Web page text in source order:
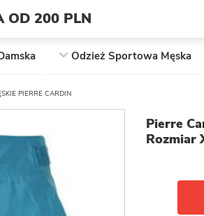
OD 200 PLN
Odzież Sportowa Męska
PIERRE CARDIN
Pierre
Rozmiar